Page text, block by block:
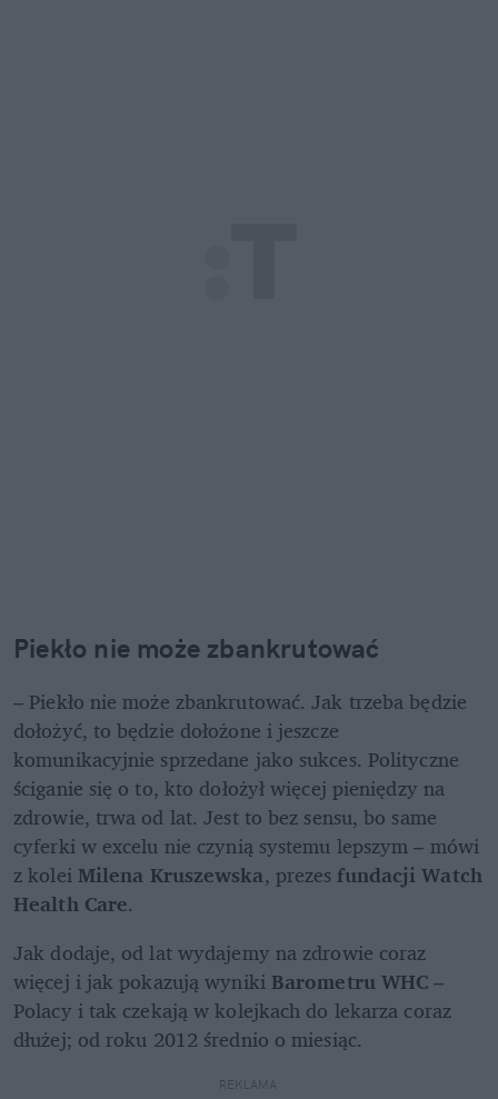
Piekło nie może zbankrutować
– Piekło nie może zbankrutować. Jak trzeba będzie
dołożyć, to będzie dołożone i jeszcze
komunikacyjnie sprzedane jako sukces. Polityczne
ściganie się o to, kto dołożył więcej pieniędzy na
zdrowie, trwa od lat. Jest to bez sensu, bo same
cyferki w excelu nie czynią systemu lepszym – mówi
z kolei Milena Kruszewska, prezes fundacji Watch
Health Care.
Jak dodaje, od lat wydajemy na zdrowie coraz
więcej i jak pokazują wyniki Barometru WHC –
Polacy i tak czekają w kolejkach do lekarza coraz
dłużej; od roku 2012 średnio o miesiąc.
REKLAMA